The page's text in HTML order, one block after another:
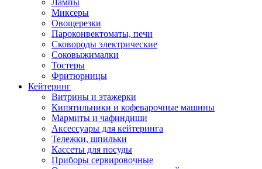
Лампы
Миксеры
Овощерезки
Пароконвектоматы, печи
Сковороды электрические
Соковыжималки
Тостеры
Фритюрницы
Кейтеринг
Витрины и этажерки
Кипятильники и кофеварочные машины
Мармиты и чафиндиши
Аксессуары для кейтеринга
Тележки, шпильки
Кассеты для посуды
Приборы сервировочные